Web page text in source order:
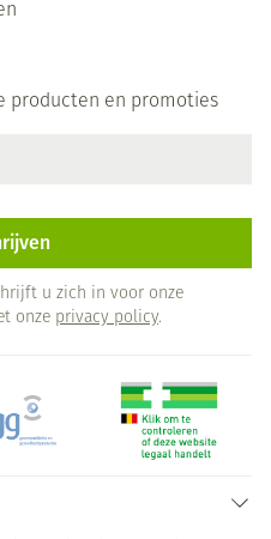
producten en promoties
u zich in voor onze
onze privacy policy.